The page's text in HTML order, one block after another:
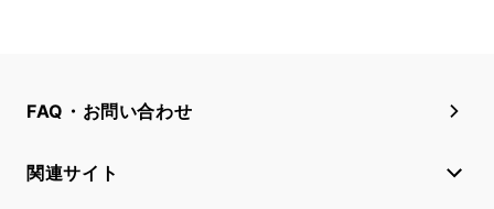
FAQ・お問い合わせ
関連サイト